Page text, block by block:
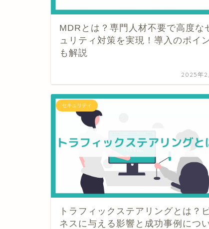
MDRとは？専門人材不要で高度な
ュリティ対策を実現！導入のポイ
も解説
2025年2
セキュリティ
トラフィックステアリングとは？
ネスに与える影響と成功事例につ